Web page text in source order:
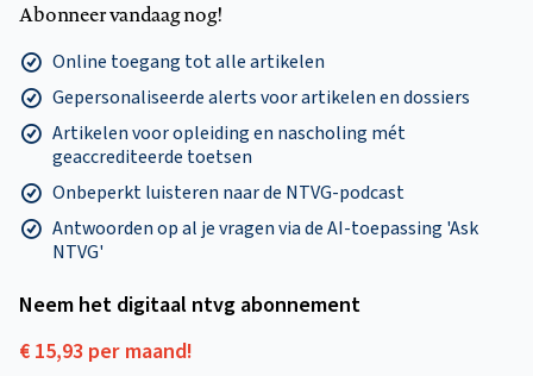
Abonneer vandaag nog!
Online toegang tot alle artikelen
Gepersonaliseerde alerts voor artikelen en dossiers
Artikelen voor opleiding en nascholing mét
geaccrediteerde toetsen
Onbeperkt luisteren naar de NTVG-podcast
Antwoorden op al je vragen via de AI-toepassing 'Ask
NTVG'
Neem het digitaal ntvg abonnement
€ 15,93 per maand!